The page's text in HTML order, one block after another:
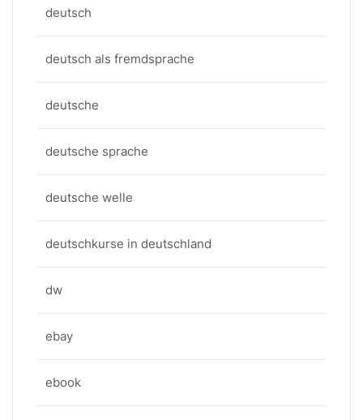
deutsch
deutsch als fremdsprache
deutsche
deutsche sprache
deutsche welle
deutschkurse in deutschland
dw
ebay
ebook